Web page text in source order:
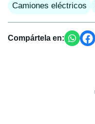
Camiones eléctricos
Compártela en: